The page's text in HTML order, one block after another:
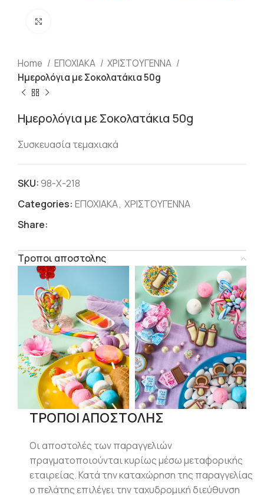
Home ΕΠΟΧΙΑΚΑ
ΧΡΙΣΤΟΥΓΕΝΝΑ
Ημερολόγια με Σοκολατάκια 50g
Ημερολόγια με Σοκολατάκια 50g
Συσκευασία τεμαχιακά
SKU:98-Χ-218
Categories: ΕΠΟΧΙΑΚΑ, ΧΡΙΣΤΟΥΓΕΝΝΑ
Share:
Τροποι αποστολης
ΤΡΟΠΟΙ ΑΠΟΣΤΟΛΗΣ
Οι αποστολές των παραγγελιών
πραγματοποιούνται κυρίως μέσω μεταφορικής
εταιρείας. Κατά την καταχώρηση της παραγγελίας
ο πελάτης επιλέγει την ταχυδρομική διεύθυνση